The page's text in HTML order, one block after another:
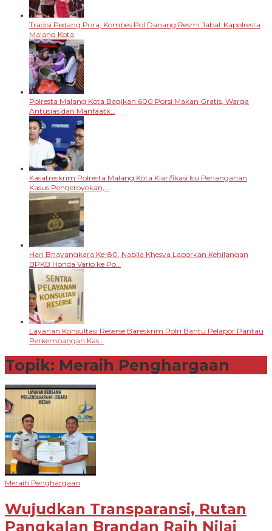
Tradisi Pedang Pora, Kombes Pol Danang Resmi Jabat Kapolresta
Malang Kota
Polresta Malang Kota Bagikan 600 Porsi Makan Gratis, Warga
Antusias dan Manfaatk…
Kasatreskrim Polresta Malang Kota Klarifikasi Isu Penanganan
Kasus Pengeroyokan,…
Hari Bhayangkara Ke-80, Nabila Khesya Laporkan Kehilangan
BPKB Honda Vario ke Po…
Layanan Konsultasi Reserse Bareskrim Polri Bantu Pelapor Pantau
Perkembangan Kas…
Topik: Meraih Penghargaan
Meraih Penghargaan
Wujudkan Transparansi, Rutan
Pangkalan Brandan Raih Nilai